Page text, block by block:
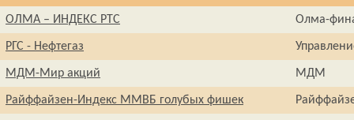
ОЛМА – ИНДЕКС РТС Олма-
РГС - Нефтегаз
МДМ-Мир акций МДМ
Райффайзен-Индекс ММВБ голубых фишек